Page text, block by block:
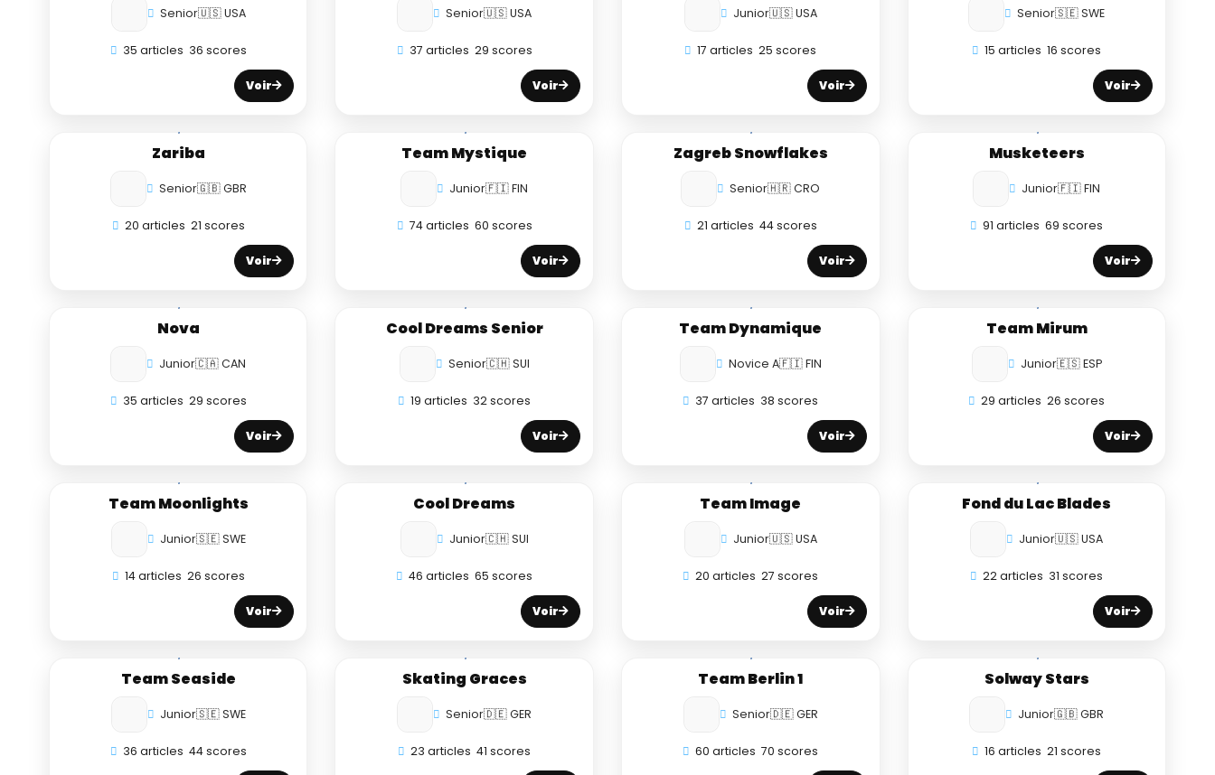
Senior🇺🇸 USA
35 articles 36 scores
Voir
Senior🇺🇸 USA
37 articles 29 scores
Voir
Junior🇺🇸 USA
17 articles 25 scores
Voir
Senior🇸🇪 SWE
15 articles 16 scores
Voir
Zariba
Senior🇬🇧 GBR
20 articles 21 scores
Voir
Team Mystique
Junior🇫🇮 FIN
74 articles 60 scores
Voir
Zagreb Snowflakes
Senior🇭🇷 CRO
21 articles 44 scores
Voir
Musketeers
Junior🇫🇮 FIN
91 articles 69 scores
Voir
Nova
Junior🇨🇦 CAN
35 articles 29 scores
Voir
Cool Dreams Senior
Senior🇨🇭 SUI
19 articles 32 scores
Voir
Team Dynamique
Novice A🇫🇮 FIN
37 articles 38 scores
Voir
Team Mirum
Junior🇪🇸 ESP
29 articles 26 scores
Voir
Team Moonlights
Junior🇸🇪 SWE
14 articles 26 scores
Voir
Cool Dreams
Junior🇨🇭 SUI
46 articles 65 scores
Voir
Team Image
Junior🇺🇸 USA
20 articles 27 scores
Voir
Fond du Lac Blades
Junior🇺🇸 USA
22 articles 31 scores
Voir
Team Seaside
Junior🇸🇪 SWE
36 articles 44 scores
Skating Graces
Senior🇩🇪 GER
23 articles 41 scores
Team Berlin 1
Senior🇩🇪 GER
60 articles 70 scores
Solway Stars
Junior🇬🇧 GBR
16 articles 21 scores